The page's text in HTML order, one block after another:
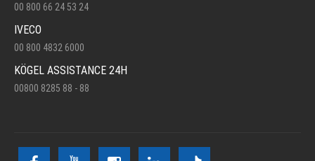
00 800 66 24 53 24
IVECO
00 800 4832 6000
KÖGEL ASSISTANCE 24H
00800 8285 88 - 88